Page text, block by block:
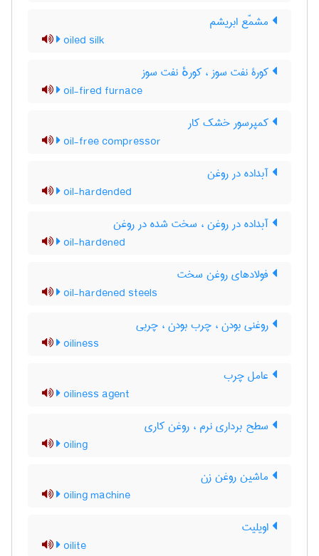
مشمّع ابریشم
oiled silk
کورۀ نفت سوز ، کورهٔ نفت سوز
oil-fired furnace
کمپرسور خشک کار
oil-free compressor
آبداده در روغن
oil-hardended
آبداده در روغن ، سخت شده در روغن
oil-hardened
فولادهای روغن سخت
oil-hardened steels
روغنی بودن ، چرب بودن ، چربی
oiliness
عامل چرب
oiliness agent
سطح برداری نرم ، روغن کاری
oiling
ماشین روغن زن
oiling machine
اویلیت
oilite